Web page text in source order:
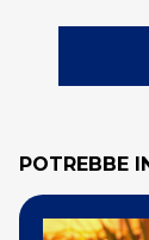
POTREBBE